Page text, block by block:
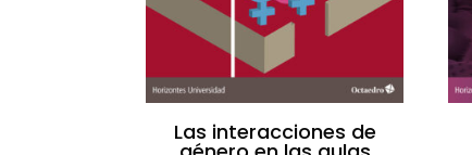
Las interacciones de